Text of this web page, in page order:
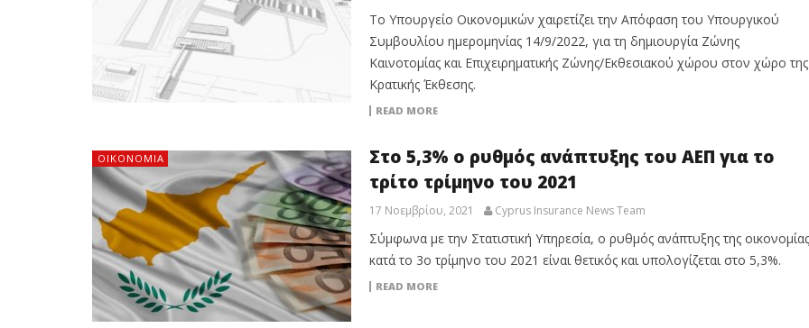
Το Υπουργείο Οικονομικών χαιρετίζει την Απόφαση του Υπουργικού
Συμβουλίου ημερομηνίας 14/9/2022, για τη δημιουργία Ζώνης
Καινοτομίας και Επιχειρηματικής Ζώνης/Εκθεσιακού χώρου στον χώρο της
Κρατικής Έκθεσης.
READ MORE
ΟΙΚΟΝΟΜΙΑ
Στο 5,3% ο ρυθμός ανάπτυξης του ΑΕΠ για το
τρίτο τρίμηνο του 2021
17 Νοεμβρίου, 2021 Cyprus Insurance News Team
Σύμφωνα με την Στατιστική Υπηρεσία, ο ρυθμός ανάπτυξης της οικονομίας
κατά το 3ο τρίμηνο του 2021 είναι θετικός και υπολογίζεται στο 5,3%.
READ MORE